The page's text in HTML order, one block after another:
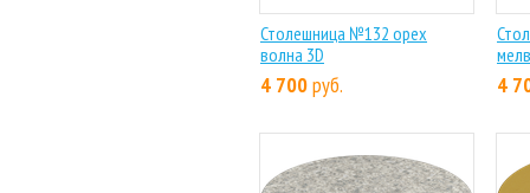
Столешница №132 орех
волна 3D
4 700руб. 4